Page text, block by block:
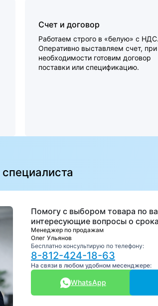
Счет и договор
Работаем строго в «белую» с НДС.
Оперативно выставляем счет, при
необходимости готовим договор
поставки или спецификацию.
Помогу с выбором товара по
интересующие вопросы о
Менеджер по продажам
Олег Ульянов
Бесплатно консультирую по телефону:
8-812-424-18-63
На связи в любом удобном месенджере:
WhatsApp